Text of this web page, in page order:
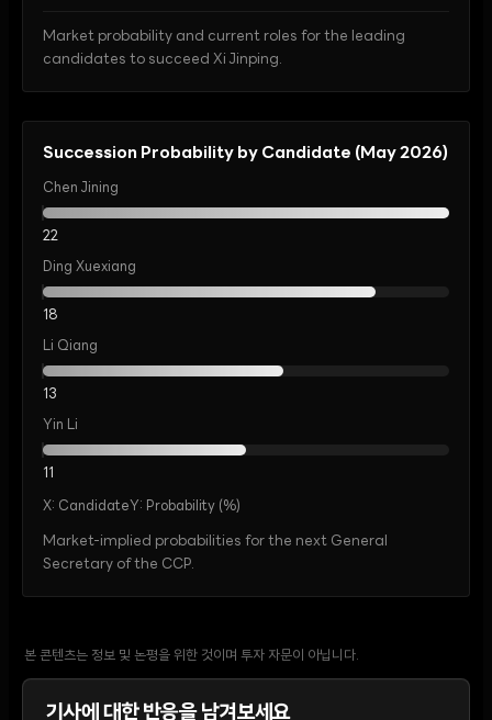
Market probability and current roles for the leading
candidates to succeed Xi Jinping.
Succession Probability by Candidate (May 2026)
Chen Jining
22
Ding Xuexiang
18
Li Qiang
13
Yin Li
11
X: Candidate Y: Probability (%)
Market-implied probabilities for the next General
Secretary of the CCP.
본 콘텐츠는 정보 및 논평을 위한 것이며 투자 자문이 아닙니다.
기사에 대한 반응을 남겨보세요